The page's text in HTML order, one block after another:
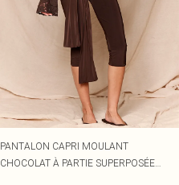
PANTALON CAPRI MOULANT
CHOCOLAT À PARTIE SUPERPOSÉE